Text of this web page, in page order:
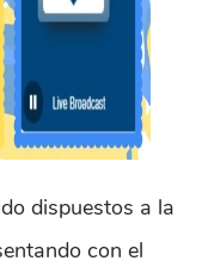
dispuestos a la
con el